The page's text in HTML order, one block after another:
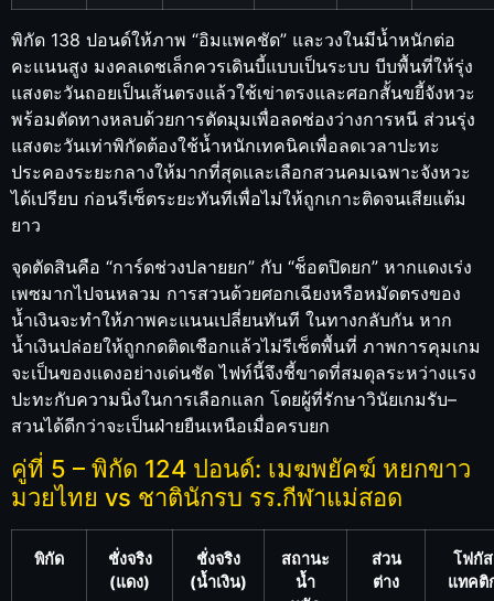
พิกัด 138 ปอนด์ให้ภาพ “อิมแพคชัด” และวงในมีน้ำหนักต่อ
คะแนนสูง มงคลเดชเล็กควรเดินบี้แบบเป็นระบบ บีบพื้นที่ให้รุ่ง
แสงตะวันถอยเป็นเส้นตรงแล้วใช้เข่าตรงและศอกสั้นขยี้จังหวะ
พร้อมตัดทางหลบด้วยการตัดมุมเพื่อลดช่องว่างการหนี ส่วนรุ่ง
แสงตะวันเท่าพิกัดต้องใช้น้ำหนักเทคนิคเพื่อลดเวลาปะทะ
ประคองระยะกลางให้มากที่สุดและเลือกสวนคมเฉพาะจังหวะ
ได้เปรียบ ก่อนรีเซ็ตระยะทันทีเพื่อไม่ให้ถูกเกาะติดจนเสียแต้ม
ยาว
จุดตัดสินคือ “การ์ดช่วงปลายยก” กับ “ช็อตปิดยก” หากแดงเร่ง
เพซมากไปจนหลวม การสวนด้วยศอกเฉียงหรือหมัดตรงของ
น้ำเงินจะทำให้ภาพคะแนนเปลี่ยนทันที ในทางกลับกัน หาก
น้ำเงินปล่อยให้ถูกกดติดเชือกแล้วไม่รีเซ็ตพื้นที่ ภาพการคุมเกม
จะเป็นของแดงอย่างเด่นชัด ไฟท์นี้จึงชี้ขาดที่สมดุลระหว่างแรง
ปะทะกับความนิ่งในการเลือกแลก โดยผู้ที่รักษาวินัยเกมรับ–
สวนได้ดีกว่าจะเป็นฝ่ายยืนเหนือเมื่อครบยก
คู่ที่ 5 – พิกัด 124 ปอนด์: เมฆพยัคฆ์ หยกขาว
มวยไทย vs ชาตินักรบ รร.กีฬาแม่สอด
พิกัด
ชั่งจริง
(แดง)
ชั่งจริง
(น้ำเงิน)
สถานะ
น้ำ
ส่วน
ต่าง
โฟกัส
แทคติ